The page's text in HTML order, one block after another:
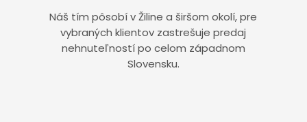
Náš tím pôsobí v Žiline a širšom okolí, pre
vybraných klientov zastrešuje predaj
nehnuteľností po celom západnom
Slovensku.